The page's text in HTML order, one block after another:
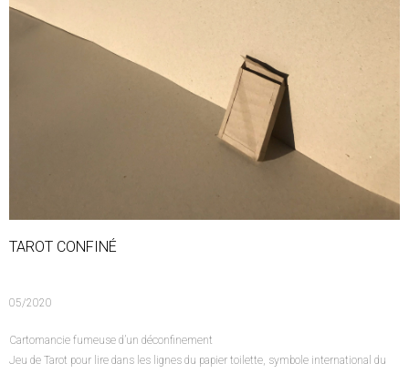
TAROT CONFINÉ
05/2020
Cartomancie fumeuse d’un déconfinement
Jeu de Tarot pour lire dans les lignes du papier toilette, symbole international du